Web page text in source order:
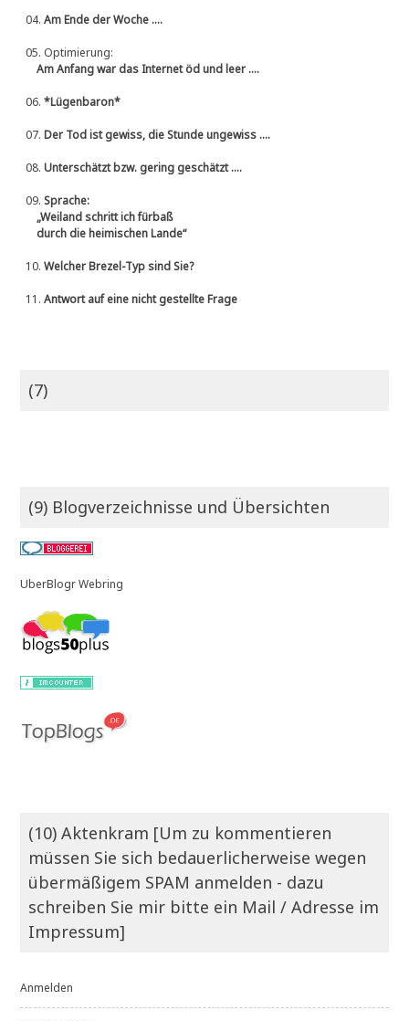
04.Am Ende der Woche ....
05. Optimierung:
Am Anfang war das Internet öd und leer ....
06.*Lügenbaron*
07.Der Tod ist gewiss, die Stunde ungewiss ....
08.Unterschätzt bzw. gering geschätzt ....
09.Sprache:
„Weiland schritt ich fürbaß
durch die heimischen Lande“
10.Welcher Brezel-Typ sind Sie?
11.Antwort auf eine nicht gestellte Frage
(7)
(9) Blogverzeichnisse und Übersichten
UberBlogr Webring
(10) Aktenkram [Um zu kommentieren
müssen Sie sich bedauerlicherweise wegen
übermäßigem SPAM anmelden - dazu
schreiben Sie mir bitte ein Mail / Adresse im
Impressum]
Anmelden